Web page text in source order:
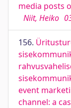
media posts
Niit, Heiko
156.
event
channel: a